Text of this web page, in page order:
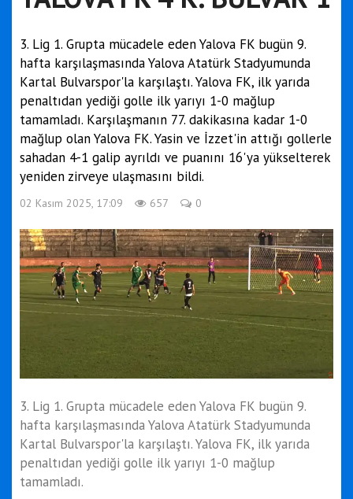
3. Lig 1. Grupta mücadele eden Yalova FK bugün 9.
hafta karşılaşmasında Yalova Atatürk Stadyumunda
Kartal Bulvarspor'la karşılaştı. Yalova FK, ilk yarıda
penaltıdan yediği golle ilk yarıyı 1-0 mağlup
tamamladı. Karşılaşmanın 77. dakikasına kadar 1-0
mağlup olan Yalova FK. Yasin ve İzzet'in attığı gollerle
sahadan 4-1 galip ayrıldı ve puanını 16'ya yükselterek
yeniden zirveye ulaşmasını bildi.
02 Kasım 2025, 17:09 657 0
3. Lig 1. Grupta mücadele eden Yalova FK bugün 9.
hafta karşılaşmasında Yalova Atatürk Stadyumunda
Kartal Bulvarspor'la karşılaştı. Yalova FK, ilk yarıda
penaltıdan yediği golle ilk yarıyı 1-0 mağlup
tamamladı.